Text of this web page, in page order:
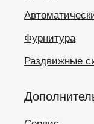
Фурнитура
Раздвижные